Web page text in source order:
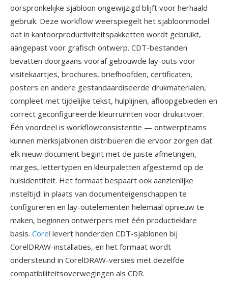
oorspronkelijke sjabloon ongewijzigd blijft voor herhaald
gebruik. Deze workflow weerspiegelt het sjabloonmodel
dat in kantoorproductiviteitspakketten wordt gebruikt,
aangepast voor grafisch ontwerp. CDT-bestanden
bevatten doorgaans vooraf gebouwde lay-outs voor
visitekaartjes, brochures, briefhoofden, certificaten,
posters en andere gestandaardiseerde drukmaterialen,
compleet met tijdelijke tekst, hulplijnen, afloopgebieden en
correct geconfigureerde kleurruimten voor drukuitvoer.
Één voordeel is workflowconsistentie — ontwerpteams
kunnen merksjablonen distribueren die ervoor zorgen dat
elk nieuw document begint met de juiste afmetingen,
marges, lettertypen en kleurpaletten afgestemd op de
huisidentiteit. Het formaat bespaart ook aanzienlijke
insteltijd: in plaats van documenteigenschappen te
configureren en lay-outelementen helemaal opnieuw te
maken, beginnen ontwerpers met één productieklare
basis. Corel levert honderden CDT-sjablonen bij
CorelDRAW-installaties, en het formaat wordt
ondersteund in CorelDRAW-versies met dezelfde
compatibiliteitsoverwegingen als CDR.